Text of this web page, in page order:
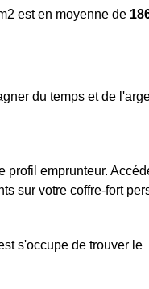
2 est en moyenne de
du temps et de
profil emprunteur.
sur votre coffre-fort
s'occupe de trouver le